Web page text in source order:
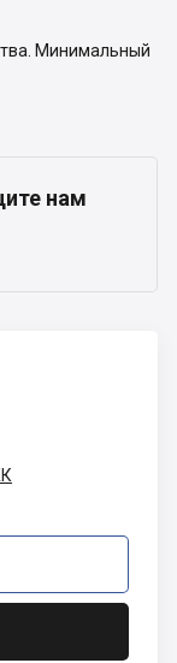
Минимальный
нам